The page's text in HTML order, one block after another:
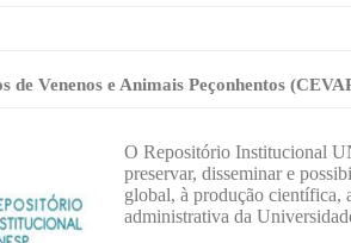
de Venenos e Animais Peçonhentos
O Repositório Institucional
preservar, disseminar e
global, à produção científica,
administrativa da